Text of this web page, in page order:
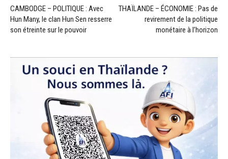
CAMBODGE – POLITIQUE : Avec
Hun Many, le clan Hun Sen resserre
son étreinte sur le pouvoir
THAÏLANDE – ÉCONOMIE : Pas de
revirement de la politique
monétaire à l’horizon